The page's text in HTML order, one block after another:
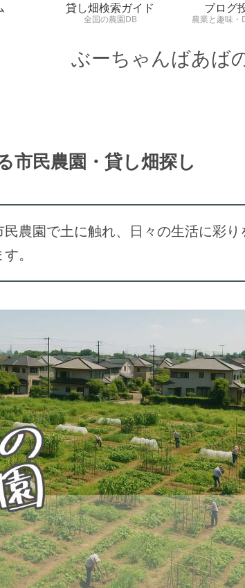
ぶーちゃんばあば
貸し畑検索ガイド
全国の農園DB
ブログ
農業と趣味・
市民農園・貸し畑探し
農園で土に触れ、日々の生活に彩り
。